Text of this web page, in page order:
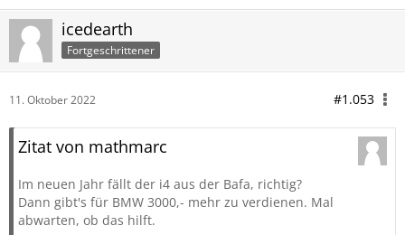
icedearth
Fortgeschrittener
11. Oktober 2022 #1.053
Zitat von mathmarc
Im neuen Jahr fällt der i4 aus der Bafa, richtig?
Dann gibt's für BMW 3000,- mehr zu verdienen. Mal
abwarten, ob das hilft.